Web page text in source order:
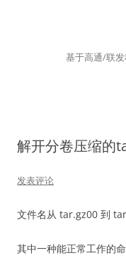
基于高通/联
解开分卷压缩的
发表评论
文件名从 tar.gz00 到
其中一种能正常工作的